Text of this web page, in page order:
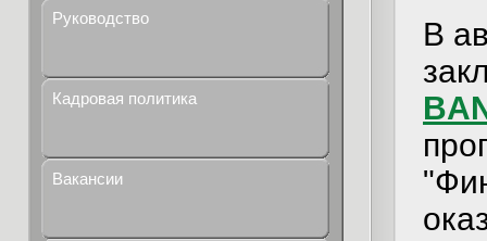
Руководство
Кадровая политика
Вакансии
В